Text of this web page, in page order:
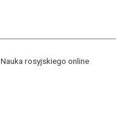
Nauka rosyjskiego online